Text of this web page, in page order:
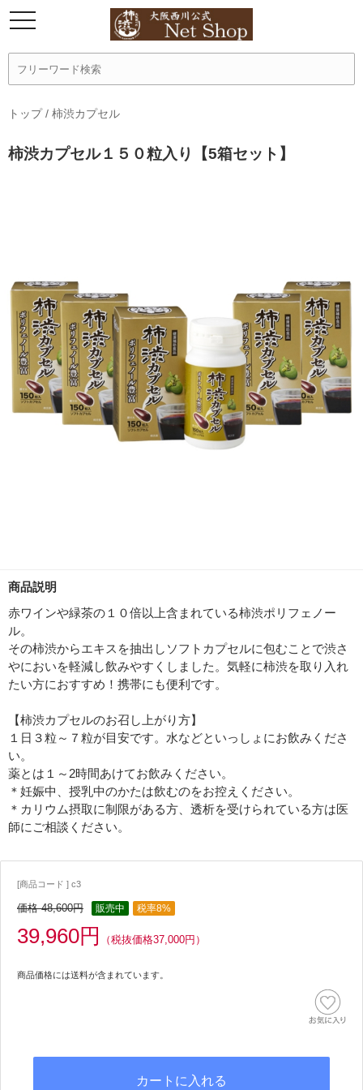
トップ/ 柿渋カプセル
柿渋カプセル１５０粒入り【5箱セット】
商品説明
赤ワインや緑茶の１０倍以上含まれている柿渋ポリフェノー
ル。
その柿渋からエキスを抽出しソフトカプセルに包むことで渋さ
やにおいを軽減し飲みやすくしました。気軽に柿渋を取り入れ
たい方におすすめ！携帯にも便利です。
【柿渋カプセルのお召し上がり方】
１日３粒～７粒が目安です。水などといっしょにお飲みくださ
い。
薬とは１～2時間あけてお飲みください。
＊妊娠中、授乳中のかたは飲むのをお控えください。
＊カリウム摂取に制限がある方、透析を受けられている方は医
師にご相談ください。
[商品コード ] c3
価格 48,600円 販売中 税率8%
39,960円 （税抜価格37,000円）
商品価格には送料が含まれています。